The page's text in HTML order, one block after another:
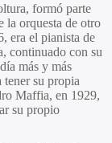
formó parte
la orquesta de otro
era el pianista de
continuado con su
más y más
tener su propia
Maffia, en 1929,
su propio